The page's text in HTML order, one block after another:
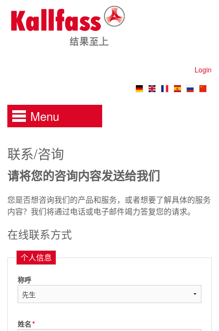
Login
Menu
联系/咨询
请将您的咨询内容发送给我们
您是否想咨询我们的产品和服务 ， 或者想要了解具体的服务
内容？ 我们将通过电话或电子邮件竭力答复您的请求。
在线联系方式
个人信息
称呼
姓名*